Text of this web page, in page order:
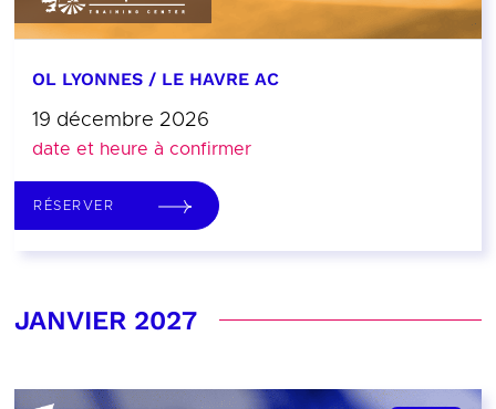
OL LYONNES / LE HAVRE AC
19 décembre 2026
date et heure à confirmer
RÉSERVER
JANVIER 2027